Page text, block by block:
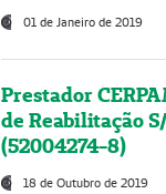
01 de Janeiro de 2019
Prestador
de Reabilitação
(52004274-8)
18 de Outubro de 2019